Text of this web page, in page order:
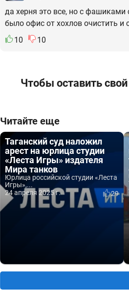
да херня это все, но с
было офис от хохлов очистить и
10
10
Чтобы оставить
Читайте еще
Таганский суд наложил
арест на юрлица студии
«Леста Игры» издателя
Мира танков
Юрлица российской студии «Леста
Игры»,...
24 апреля 2025 г.
29